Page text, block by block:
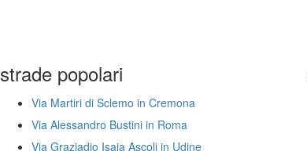
strade popolari
Via Martiri di Sclemo in Cremona
Via Alessandro Bustini in Roma
Via Graziadio Isaia Ascoli in Udine